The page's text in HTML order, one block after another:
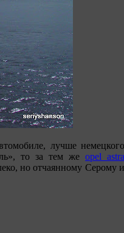
лучше немецкого
то за тем жеopel astra
но отчаянному Серому и